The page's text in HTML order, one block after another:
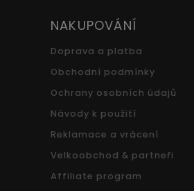
NAKUPOVÁNÍ
Doprava a platba
Obchodní podmínky
Ochrany osobních údajů
Návody k použití
Reklamace a vrácení
Velkoobchod & partneři
Affiliate program